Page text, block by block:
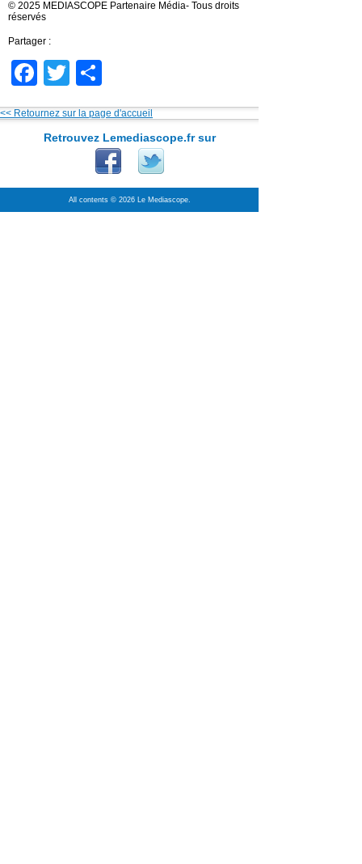
© 2025 MEDIASCOPE Partenaire Média- Tous droits
réservés
Partager :
Facebook
Twitter
<< Retournez sur la page d'accueil
Retrouvez Lemediascope.fr sur
All contents © 2026 Le Mediascope.